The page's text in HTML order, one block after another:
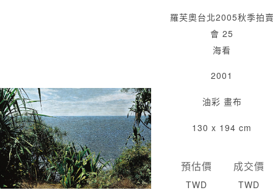
羅芙奧台北2005秋季拍
會 25
海看
2001
油彩 畫布
130 x 194 cm
預估價
TWD
成交價
TWD